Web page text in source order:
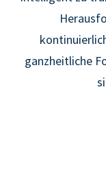
ganzheitliche